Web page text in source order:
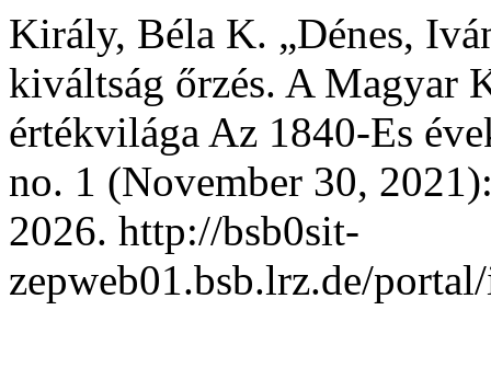
Király, Béla K. „Dénes,
kiváltság őrzés. A Magyar
értékvilága Az 1840-Es
no. 1 (November 30,
2026. http://bsb0sit-
zepweb01.bsb.lrz.de/